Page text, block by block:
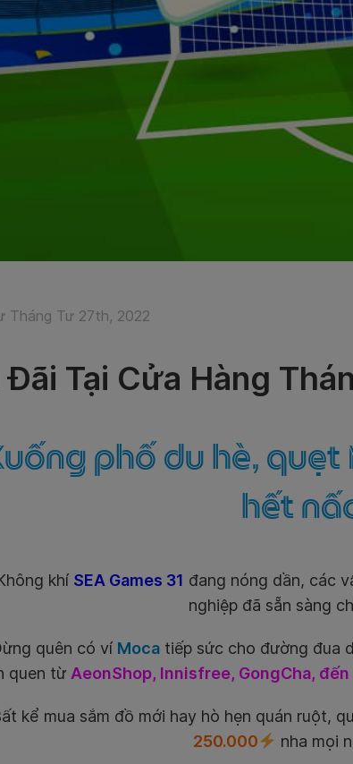
Tháng Tư 27th, 2022
Đãi Tại Cửa Hàng
phố du hè,
hết
khí SEA Games 31 đang nóng dần, các
nghiệp đã sẵn sàng
quên có ví Mocatiếp sức cho đường đua
quen từ AeonShop, Innisfree, GongCha,
kể mua sắm đồ mới hay hò hẹn quán ruột,
250.000
nha mọi